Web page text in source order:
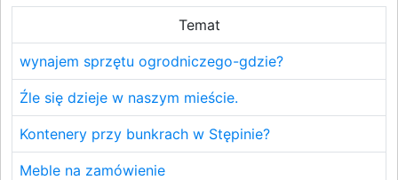
Temat
wynajem sprzętu ogrodniczego-gdzie?
Źle się dzieje w naszym mieście.
Kontenery przy bunkrach w Stępinie?
Meble na zamówienie